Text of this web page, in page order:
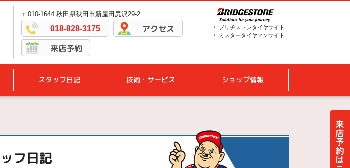
〒010-1644 秋田県秋田市新屋田尻沢29-2
018-828-3175 アクセス
来店予約
ブリヂストンタイヤサイト
ミスタータイヤマンサイト
スタッフ日記 技術・サービス ショップ情報
フ日記